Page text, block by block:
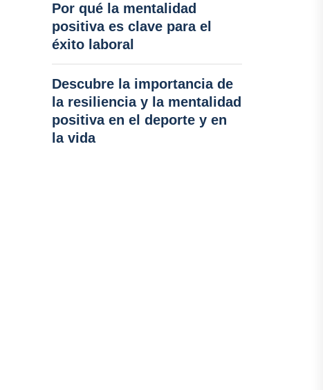
Por qué la mentalidad
positiva es clave para el
éxito laboral
Descubre la importancia de
la resiliencia y la mentalidad
positiva en el deporte y en
la vida